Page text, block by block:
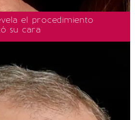
el procedimiento
su cara